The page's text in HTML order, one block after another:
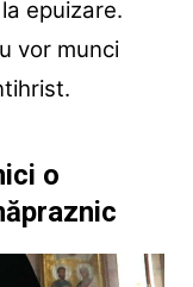
epuizare.
vor munci
o